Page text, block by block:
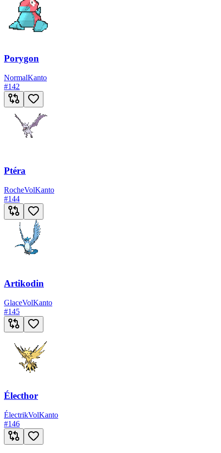
Porygon
NormalKanto
#142
Ptéra
RocheVolKanto
#144
Artikodin
GlaceVolKanto
#145
Électhor
ÉlectrikVolKanto
#146